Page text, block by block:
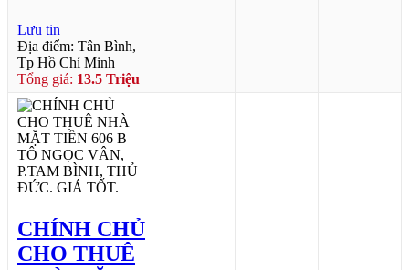
Lưu tin
Địa điểm: Tân Bình,
Tp Hồ Chí Minh
Tổng giá: 13.5 Triệu
CHÍNH CHỦ
CHO THUÊ